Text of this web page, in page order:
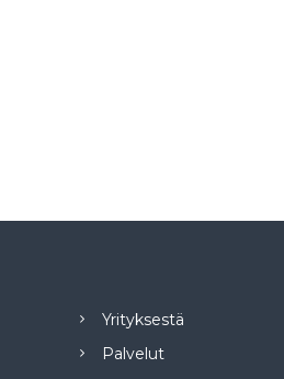
Yrityksestä
Palvelut